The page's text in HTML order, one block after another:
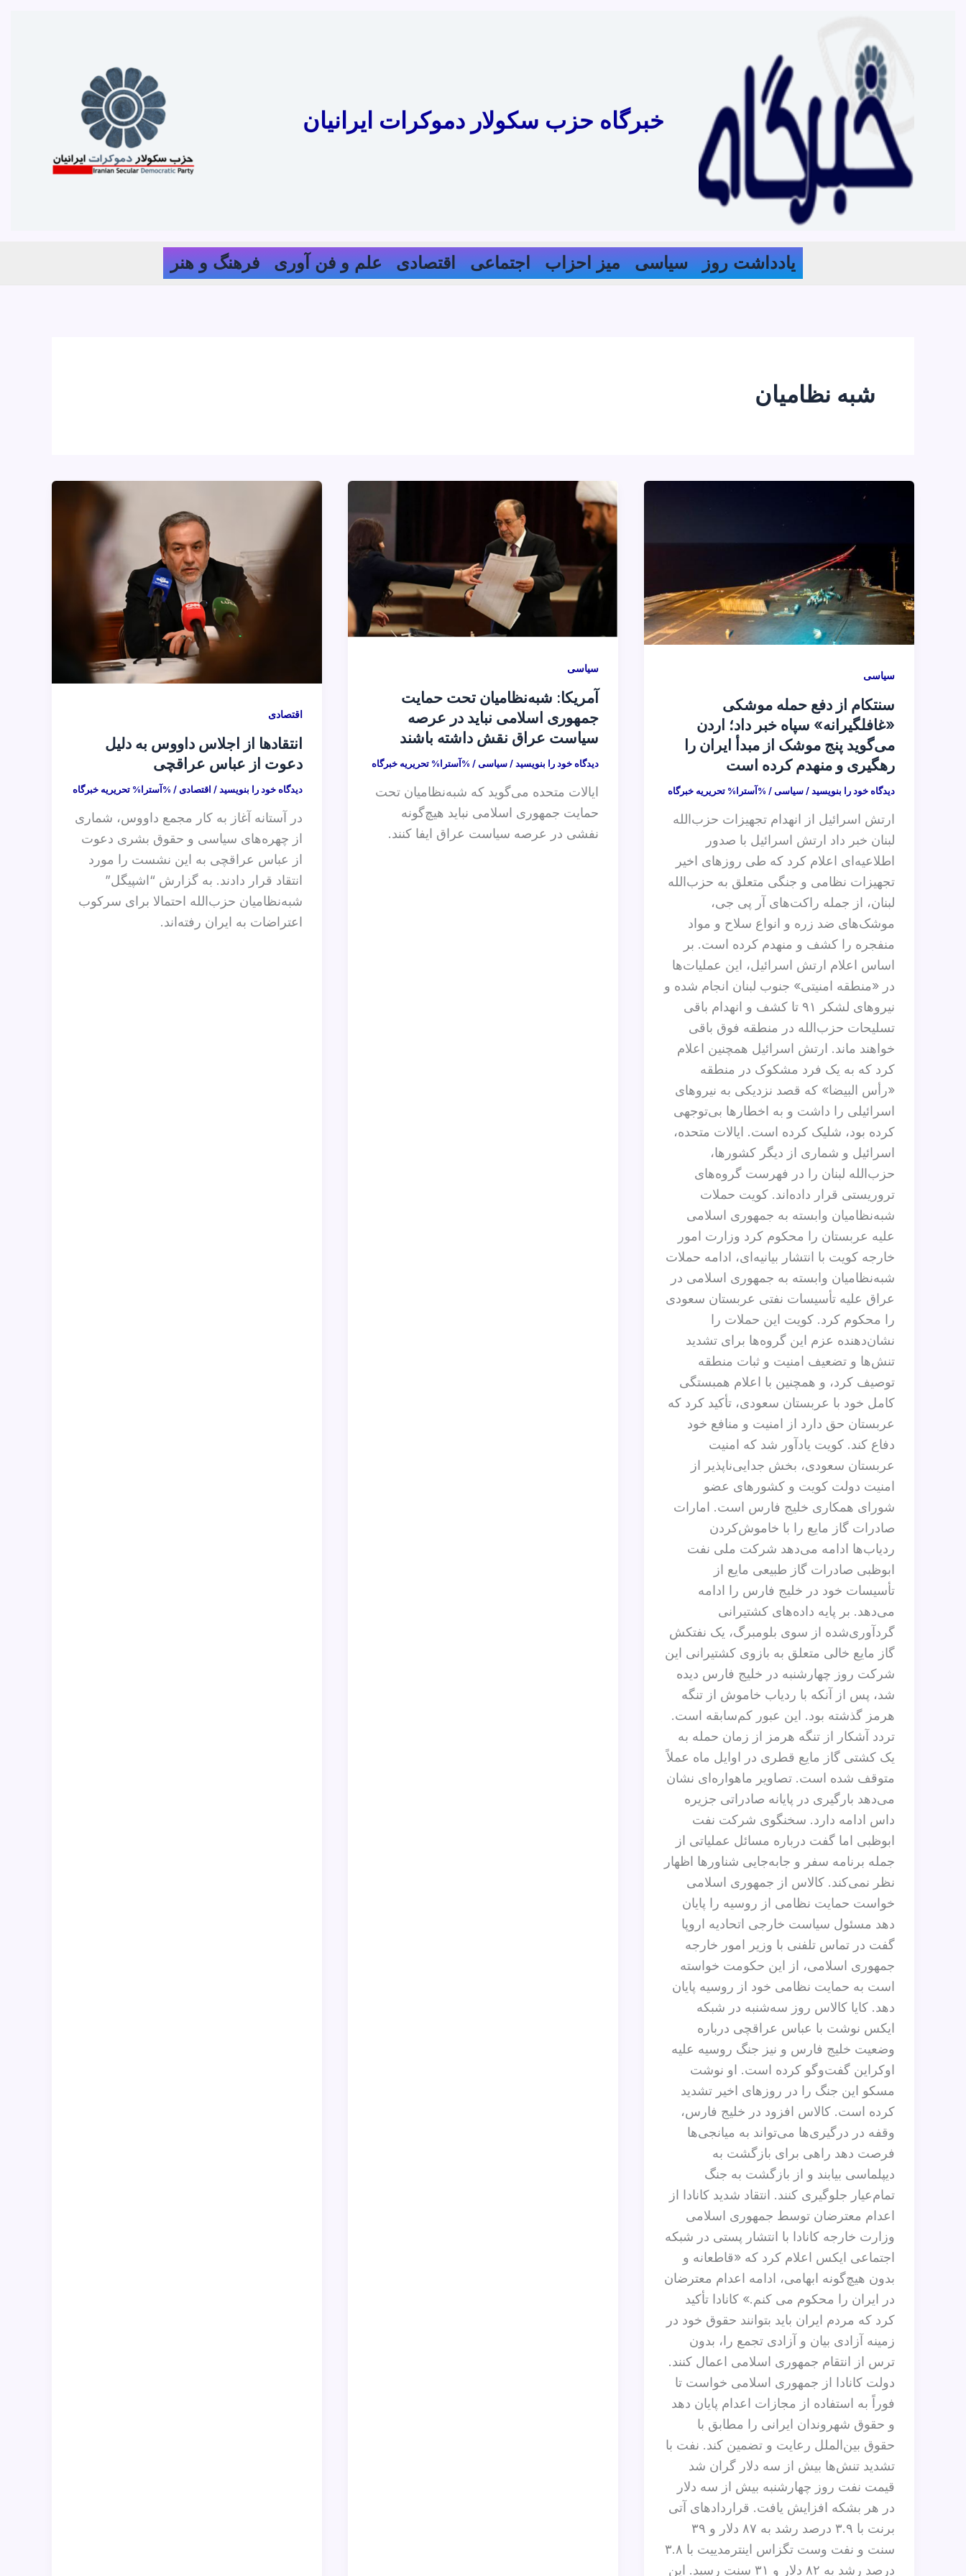
خبرگاه حزب سکولار دموکرات ایرانیان
یادداشت روز سیاسی میز احزاب اجتماعی اقتصادی علم و فن آوری فرهنگ و هنر
شبه نظامیان
سیاسی
سنتکام از دفع حمله موشکی
«غافلگیرانه» سپاه خبر داد؛ اردن
می‌گوید پنج موشک از مبدأ ایران را
رهگیری و منهدم کرده است
دیدگاه‌ خود را بنویسید/سیاسی/ %آسترا% تحریریه خبرگاه
ارتش اسرائيل از انهدام تجهیزات حزب‌الله
لبنان خبر داد ارتش اسرائیل با صدور
اطلاعیه‌ای اعلام کرد که طی روزهای اخیر
تجهیزات نظامی و جنگی متعلق به حزب‌الله
لبنان، از جمله راکت‌های آر پی جی،
موشک‌های ضد زره و انواع سلاح و مواد
منفجره را کشف و منهدم کرده‌ است. بر
اساس اعلام ارتش اسرائیل، این عملیات‌ها
در «منطقه امنیتی» جنوب لبنان انجام شده و
نیروهای لشکر ۹۱ تا کشف و انهدام باقی
تسلیحات حزب‌الله در منطقه فوق باقی
خواهند ماند. ارتش اسرائیل همچنین اعلام
کرد که به یک فرد مشکوک در منطقه
«رأس البیضا» که قصد نزدیکی به نیروهای
اسرائیلی را داشت و به اخطارها بی‌توجهی
کرده بود، شلیک کرده است. ایالات متحده،
اسرائيل و شماری از دیگر کشورها،
حزب‌الله لبنان را در فهرست گروه‌های
تروریستی قرار داده‌اند. کویت حملات
شبه‌‌نظامیان وابسته به جمهوری اسلامی
علیه عربستان را محکوم کرد وزارت امور
خارجه کویت با انتشار بیانیه‌ای، ادامه حملات
شبه‌نظامیان وابسته به جمهوری اسلامی در
عراق علیه تأسیسات نفتی عربستان سعودی
را محکوم کرد. کویت این حملات را
نشان‌دهنده عزم این گروه‌ها برای تشدید
تنش‌ها و تضعیف امنیت و ثبات منطقه
توصیف کرد، و همچنین با اعلام همبستگی
کامل خود با عربستان سعودی، تأکید کرد که
عربستان حق دارد از امنیت و منافع خود
دفاع کند. کویت یادآور شد که امنیت
عربستان سعودی، بخش جدایی‌ناپذیر از
امنیت دولت کویت و کشورهای عضو
شورای همکاری خلیج فارس است. امارات
صادرات گاز مایع را با خاموش‌کردن
ردیاب‌ها ادامه می‌دهد شرکت ملی نفت
ابوظبی صادرات گاز طبیعی مایع از
تأسیسات خود در خلیج فارس را ادامه
می‌دهد. بر پایه داده‌های کشتیرانی
گردآوری‌شده از سوی بلومبرگ، یک نفتکش
گاز مایع خالی متعلق به بازوی کشتیرانی این
شرکت روز چهارشنبه در خلیج فارس دیده
شد، پس از آنکه با ردیاب خاموش از تنگه
هرمز گذشته بود. این عبور کم‌سابقه است.
تردد آشکار از تنگه هرمز از زمان حمله به
یک کشتی گاز مایع قطری در اوایل ماه عملاً
متوقف شده است. تصاویر ماهواره‌ای نشان
می‌دهد بارگیری در پایانه صادراتی جزیره
داس ادامه دارد. سخنگوی شرکت نفت
ابوظبی اما گفت درباره مسائل عملیاتی از
جمله برنامه سفر و جابه‌جایی شناورها اظهار
نظر نمی‌کند. کالاس از جمهوری اسلامی
خواست حمایت نظامی از روسیه را پایان
دهد مسئول سیاست خارجی اتحادیه اروپا
گفت در تماس تلفنی با وزیر امور خارجه
جمهوری اسلامی، از این حکومت خواسته
است به حمایت نظامی خود از روسیه پایان
دهد. کایا کالاس روز سه‌شنبه در شبکه
ایکس نوشت با عباس عراقچی درباره
وضعیت خلیج فارس و نیز جنگ روسیه علیه
اوکراین گفت‌وگو کرده است. او نوشت
مسکو این جنگ را در روزهای اخیر تشدید
کرده است. کالاس افزود در خلیج فارس،
وقفه در درگیری‌ها می‌تواند به میانجی‌ها
فرصت دهد راهی برای بازگشت به
دیپلماسی بیابند و از بازگشت به جنگ
تمام‌عیار جلوگیری کنند. انتقاد شدید کانادا از
اعدام معترضان توسط جمهوری اسلامی
وزارت خارجه کانادا با انتشار پستی در شبکه
اجتماعی ایکس اعلام کرد که «قاطعانه و
بدون هیچ‌گونه ابهامی، ادامه اعدام معترضان
در ایران را محکوم می ‌کنم.» کانادا تأکید
کرد که مردم ایران باید بتوانند حقوق خود در
زمینه آزادی بیان و آزادی تجمع را، بدون
ترس از انتقام جمهوری اسلامی اعمال کنند.
دولت کانادا از جمهوری اسلامی خواست تا
فوراً به استفاده از مجازات اعدام پایان دهد
و حقوق شهروندان ایرانی را مطابق با
حقوق بین‌الملل رعایت و تضمین کند. نفت با
تشدید تنش‌ها بیش از سه دلار گران شد
قیمت نفت روز چهارشنبه بیش از سه دلار
در هر بشکه افزایش یافت. قراردادهای آتی
برنت با ۳.۹ درصد رشد به ۸۷ دلار و ۳۹
سنت و نفت وست تگزاس اینترمدییت با ۳.۸
درصد رشد به ۸۲ دلار و ۳۱ سنت رسید. این
سیاسی
آمریکا: شبه‌نظامیان تحت حمایت
جمهوری اسلامی نباید در عرصه
سیاست عراق نقش داشته باشند
دیدگاه‌ خود را بنویسید/سیاسی/ %آسترا% تحریریه خبرگاه
ایالات متحده می‌گوید که شبه‌نظامیان تحت
حمایت جمهوری اسلامی نباید هیچ‌گونه
نفشی در عرصه سیاست عراق ایفا کنند.
اقتصادی
انتقادها از اجلاس داووس به دلیل
دعوت از عباس عراقچی
دیدگاه‌ خود را بنویسید/ اقتصادی/ %آسترا% تحریریه خبرگاه
در آستانه آغاز به کار مجمع داووس، شماری
از چهره‌های سیاسی و حقوق بشری دعوت
از عباس عراقچی به این نشست را مورد
انتقاد قرار دادند. به گزارش “اشپیگل”
شبه‌نظامیان حزب‌الله احتمالا برای سرکوب
اعتراضات به ایران رفته‌اند.